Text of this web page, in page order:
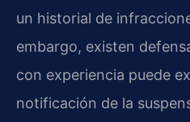
un historial de
embargo, existen
con experiencia puede
notificación de la